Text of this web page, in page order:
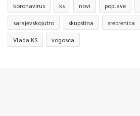
koronavirus ks novi poplave
sarajevskojutro skupstina srebrenica
Vlada KS vogosca